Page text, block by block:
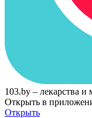
103.by – лекарства и
Открыть в
Открыть